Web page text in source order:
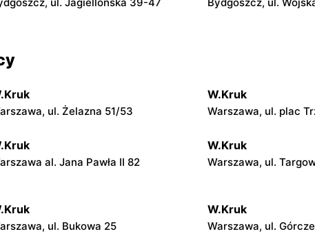
ul. Żelazna 51/53
W.Kruk
Warszawa, ul. plac
al. Jana Pawła II 82
W.Kruk
Warszawa, ul.
ul. Bukowa 25
W.Kruk
Warszawa, ul.